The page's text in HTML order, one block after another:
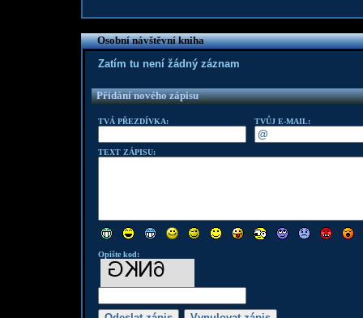
Osobní návštěvní kniha
Zatím tu není žádný záznam
Přidání nového zápisu
TVÁ PŘEZDÍVKA: TVŮJ E-MAIL:
TEXT ZÁPISU:
Opište kod: